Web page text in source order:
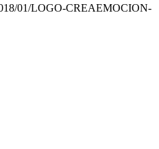
01/LOGO-CREAEMOCION-